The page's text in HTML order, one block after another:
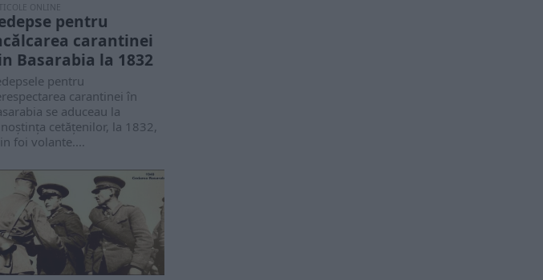
ONLINE
pentru
carantinei
Basarabia la 1832
pentru
carantinei în
se aduceau la
cetățenilor, la 1832,
foi volante....